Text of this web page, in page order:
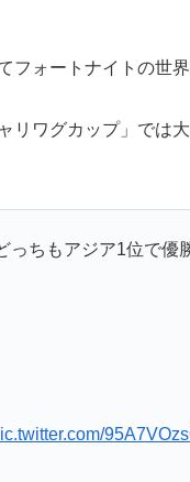
フォートナイトの世
リワグカップ」では
ちもアジア1位で優